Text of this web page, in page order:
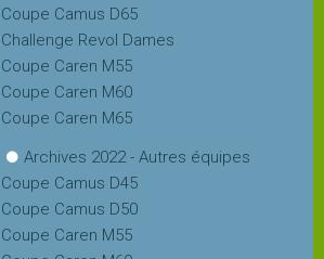
Coupe Camus D65
Challenge Revol Dames
Coupe Caren M55
Coupe Caren M60
Coupe Caren M65
Archives 2022 - Autres équipes
Coupe Camus D45
Coupe Camus D50
Coupe Caren M55